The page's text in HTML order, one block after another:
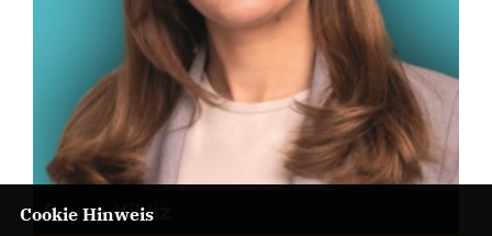
Feyza Yildiz
Cookie Hinweis